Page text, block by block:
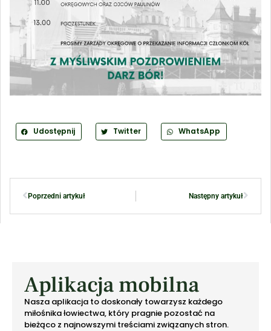
Udostępnij Twitter WhatsApp
Poprzedni artykuł Następny artykuł
Aplikacja mobilna
Nasza aplikacja to doskonały towarzysz każdego
miłośnika łowiectwa, który pragnie pozostać na
bieżąco z najnowszymi treściami związanych stron.